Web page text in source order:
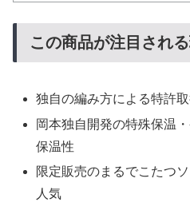
この商品が注目され
独自の編み方による特許
岡本独自開発の特殊保温
保温性
限定販売のまるでこたつ
人気